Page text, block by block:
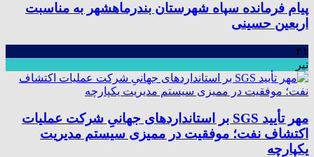
پیام فرمانده سپاه شهرستان بندرماهشهر به مناسبت
اربعین حسینی
۳۱
تیر
مهر تأیید SGS بر استانداردهای جهانیِ شرکت عملیات
اکتشاف نفت؛ موفقیت در ممیزی سیستم مدیریت
یکپارچه